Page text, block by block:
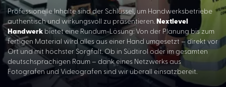
Übersicht der Leistungen
Contentproduktion: Foto & Videoaufnahmen
Social Media Marketing
Webseiten Erstellung
GEO Optimierung - KI Optimierung
Professionelle Inhalte sind der Schlüssel, um Handwerksbetriebe
authentisch und wirkungsvoll zu präsentieren. Nextlevel
Handwerk bietet eine Rundum-Lösung: Von der Planung bis zum
fertigen Material wird alles aus einer Hand umgesetzt – direkt vor
Ort und mit höchster Sorgfalt. Ob in Südtirol oder im gesamten
deutschsprachigen Raum – dank eines Netzwerks aus
Fotografen und Videografen sind wir überall einsatzbereit.